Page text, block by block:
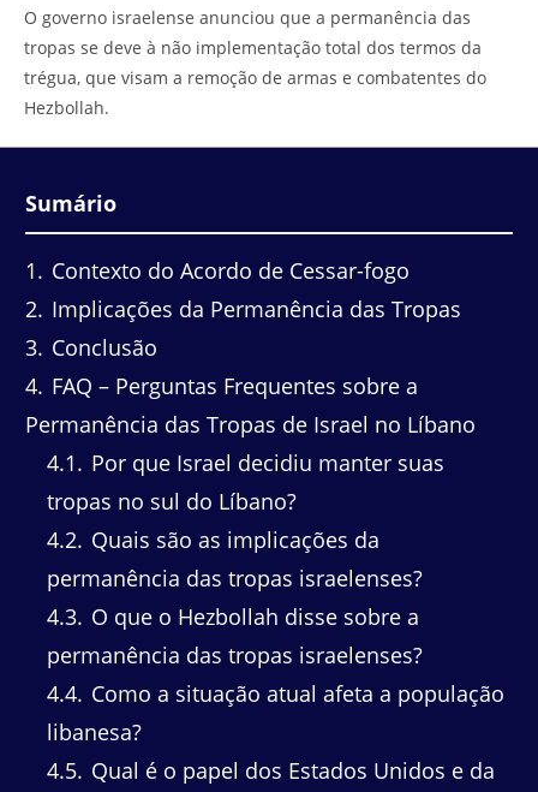
O governo israelense anunciou que a permanência das
tropas se deve à não implementação total dos termos da
trégua, que visam a remoção de armas e combatentes do
Hezbollah.
Sumário
1
Contexto do Acordo de Cessar-fogo
2 Implicações da Permanência das Tropas
3 Conclusão
4 FAQ – Perguntas Frequentes sobre a
Permanência das Tropas de Israel no Líbano
4.1
Por que Israel decidiu manter suas
tropas no sul do Líbano?
4.2 Quais são as implicações da
permanência das tropas israelenses?
4.3 O que o Hezbollah disse sobre a
permanência das tropas israelenses?
4.4 Como a situação atual afeta a população
libanesa?
4.5 Qual é o papel dos Estados Unidos e da